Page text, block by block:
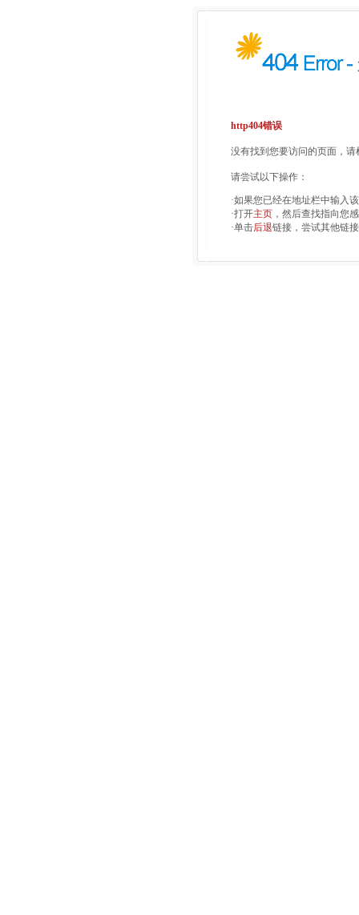
http404错误
没有找到您要访问的页面，
请尝试以下操作：
·如果您已经在地址栏中输入
·打开主页 ，然后查找指向您
·单击后退链接，尝试其他链